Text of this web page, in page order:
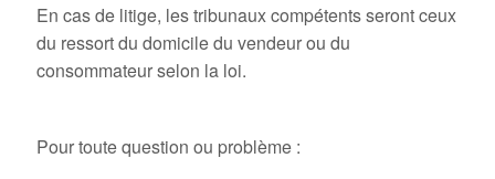
En cas de litige, les tribunaux compétents seront ceux
du ressort du domicile du vendeur ou du
consommateur selon la loi.
Pour toute question ou problème :